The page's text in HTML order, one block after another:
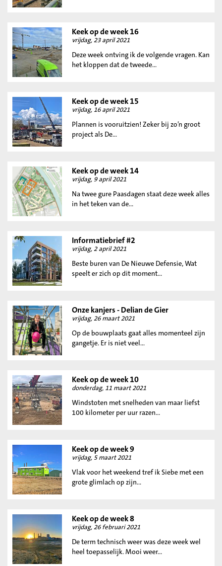
Keek op de week 16
vrijdag, 23 april 2021
Deze week ontving ik de volgende vragen. Kan
het kloppen dat de tweede...
Keek op de week 15
vrijdag, 16 april 2021
Plannen is vooruitzien! Zeker bij zo’n groot
project als De...
Keek op de week 14
vrijdag, 9 april 2021
Na twee gure Paasdagen staat deze week alles
in het teken van de...
Informatiebrief #2
vrijdag, 2 april 2021
Beste buren van De Nieuwe Defensie, Wat
speelt er zich op dit moment...
Onze kanjers - Delian de Gier
vrijdag, 26 maart 2021
Op de bouwplaats gaat alles momenteel zijn
gangetje. Er is niet veel...
Keek op de week 10
donderdag, 11 maart 2021
Windstoten met snelheden van maar liefst
100 kilometer per uur razen...
Keek op de week 9
vrijdag, 5 maart 2021
Vlak voor het weekend tref ik Siebe met een
grote glimlach op zijn...
Keek op de week 8
vrijdag, 26 februari 2021
De term technisch weer was deze week wel
heel toepasselijk. Mooi weer...